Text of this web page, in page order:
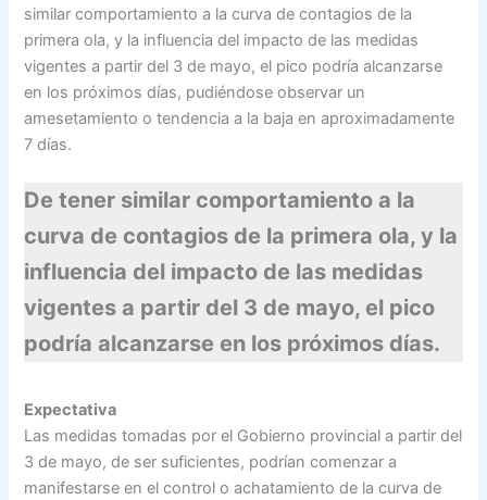
similar comportamiento a la curva de contagios de la
primera ola, y la influencia del impacto de las medidas
vigentes a partir del 3 de mayo, el pico podría alcanzarse
en los próximos días, pudiéndose observar un
amesetamiento o tendencia a la baja en aproximadamente
7 días.
De tener similar comportamiento a la
curva de contagios de la primera ola, y la
influencia del impacto de las medidas
vigentes a partir del 3 de mayo, el pico
podría alcanzarse en los próximos días.
Expectativa
Las medidas tomadas por el Gobierno provincial a partir del
3 de mayo, de ser suficientes, podrían comenzar a
manifestarse en el control o achatamiento de la curva de